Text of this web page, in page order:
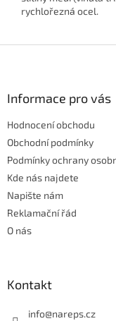
rychlořezná ocel.
Informace pro vás
Hodnocení obchodu
Obchodní podmínky
Podmínky ochrany
Kde nás najdete
Napište nám
Reklamační řád
O nás
Kontakt
info@nareps.cz